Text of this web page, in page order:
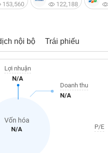
153,560
122,188
nội bộ Trái phiếu
Vốn hóa
N/A
Lợi nhuận
N/A
Doanh thu
N/A
P/E